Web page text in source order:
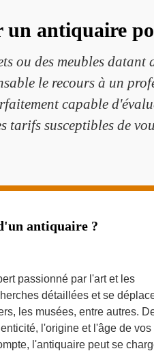
antiquaire
ou des meubles
le recours à un
capable
tarifs susceptibles de
antiquaire ?
passionné par l'art et les
détaillées et se
les musées, entre autres.
l'origine et l'âge de vos
l'antiquaire peut se